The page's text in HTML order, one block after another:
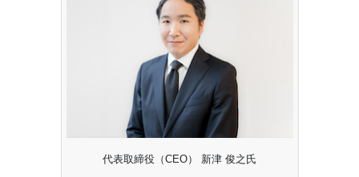
代表取締役（CEO） 新津 俊之氏